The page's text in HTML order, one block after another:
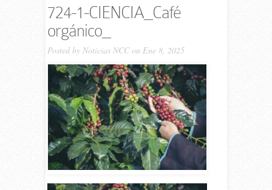
724-1-CIENCIA_Café
orgánico_
Posted by Noticias NCCon Ene 8, 2025